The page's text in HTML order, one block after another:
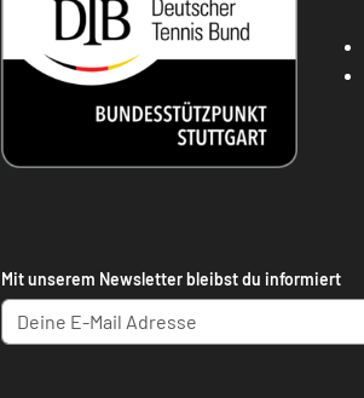
Mit unserem Newsletter bleibst du informiert